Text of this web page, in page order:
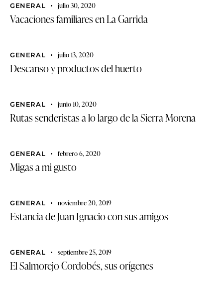
GENERAL julio 30, 2020
Vacaciones familiares en La Garrida
GENERAL julio 13, 2020
Descanso y productos del huerto
GENERAL junio 10, 2020
Rutas senderistas a lo largo de la Sierra Morena
GENERAL febrero 6, 2020
Migas a mi gusto
GENERAL noviembre 20, 2019
Estancia de Juan Ignacio con sus amigos
GENERAL septiembre 25, 2019
El Salmorejo Cordobés, sus orígenes